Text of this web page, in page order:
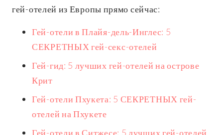
гей-отелей из Европы прямо сейчас:
Гей-отели в Плайя-дель-Инглес: 5
СЕКРЕТНЫХ гей-секс-отелей
Гей-гид: 5 лучших гей-отелей на острове
Крит
Гей-отели Пхукета: 5 СЕКРЕТНЫХ гей-
отелей на Пхукете
Гей-отели в Ситжесе: 5 лучших гей-отелей